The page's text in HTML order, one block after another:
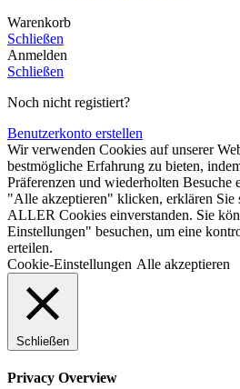
Warenkorb
Schließen
Anmelden
Schließen
Noch nicht registiert?
Benutzerkonto erstellen
Wir verwenden Cookies auf unserer
bestmögliche Erfahrung zu bieten,
Präferenzen und wiederholten Besuche
"Alle akzeptieren" klicken, erklären Sie
ALLER Cookies einverstanden. Sie
Einstellungen" besuchen, um eine
erteilen.
Cookie-Einstellungen Alle akzeptieren
Schließen
Privacy Overview